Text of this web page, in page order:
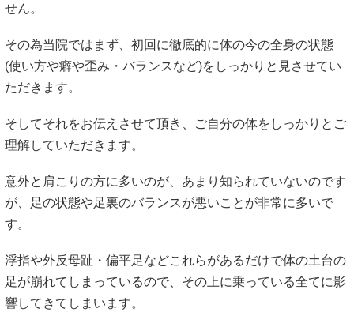
せん。
その為当院ではまず、初回に徹底的に体の今の全身の状態
(使い方や癖や歪み・バランスなど)をしっかりと見させてい
ただきます。
そしてそれをお伝えさせて頂き、ご自分の体をしっかりとご
理解していただきます。
意外と肩こりの方に多いのが、あまり知られていないのです
が、足の状態や足裏のバランスが悪いことが非常に多いで
す。
浮指や外反母趾・偏平足などこれらがあるだけで体の土台の
足が崩れてしまっているので、その上に乗っている全てに影
響してきてしまいます。